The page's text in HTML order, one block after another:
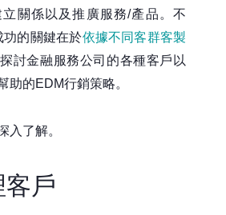
關係以及推廣服務/產品。不
功的關鍵在於依據不同客群客製
討金融服務公司的各種客戶以
助的EDM行銷策略。
入了解。
戶